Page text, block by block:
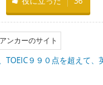
ンカーのサイト
TOEIC９９０点を超えて、